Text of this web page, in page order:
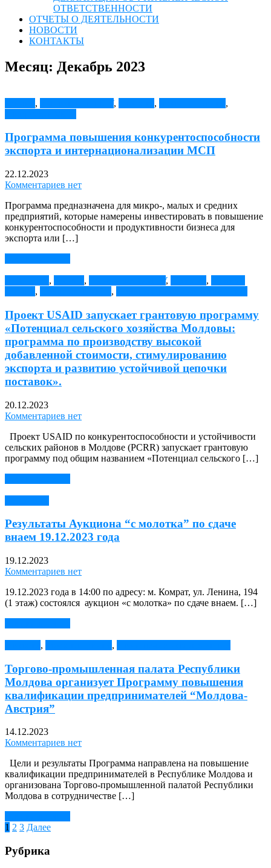
ОТВЕТСТВЕННОСТИ
ОТЧЕТЫ О ДЕЯТЕЛЬНОСТИ
НОВОСТИ
КОНТАКТЫ
Месяц: Декабрь 2023
, , ,
,
Программа повышения конкурентоспособности
экспорта и интернационализации МСП
22.12.2023
Комментариев нет
Программа предназначена для микро-, малых и средних
предприятий, которые намерены инвестировать в повышение
конкурентоспособности и продуктивности бизнеса для
экспорта или […]
, , , ,
, ,
Проект USAID запускает грантовую программу
«Потенциал сельского хозяйства Молдовы:
программа по производству высокой
добавленной стоимости, стимулированию
экспорта и развитию устойчивой цепочки
поставок».
20.12.2023
Комментариев нет
Проект USAID по конкурентоспособности и устойчивости
сельских районов в Молдове (PCRR) запускает грантовую
программу под общим названием «Потенциал сельского […]
Результаты Аукциона “с молотка” по сдаче
внаем 19.12.2023 года
19.12.2023
Комментариев нет
19.12.2023 года в 14:00 по адресу: м. Комрат, ул. Ленина, 194
(1 этаж) состоялся аукцион «с молотка» по сдаче внаем. […]
, ,
Торгово-промышленная палата Республики
Молдова организует Программу повышения
квалификации предпринимателей “Молдова-
Австрия”
14.12.2023
Комментариев нет
Цели и результаты Программа направлена на повышение
квалификации предпринимателей в Республике Молдова и
организована Торгово-промышленной палатой Республики
Молдова в сотрудничестве […]
Пагинация
записей
1 2 3 Далее
Рубрика